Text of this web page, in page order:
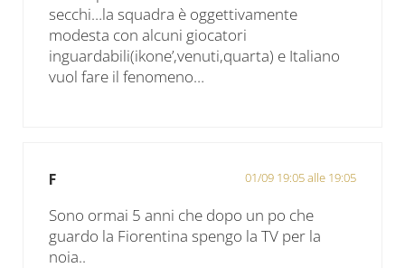
secchi…la squadra è oggettivamente
modesta con alcuni giocatori
inguardabili(ikone’,venuti,quarta) e Italiano
vuol fare il fenomeno…
F 01/09 19:05 alle 19:05
Sono ormai 5 anni che dopo un po che
guardo la Fiorentina spengo la TV per la
noia..